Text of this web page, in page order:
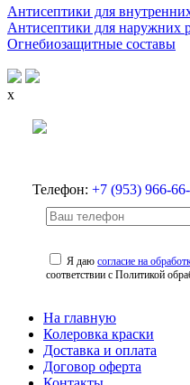
Антисептики для
Антисептики для наружних
Огнебиозащитные составы
x
Телефон: +7 (953) 966-
Я даюсогласие на
соответствии с Политикой
На главную
Колеровка краски
Доставка и оплата
Договор оферта